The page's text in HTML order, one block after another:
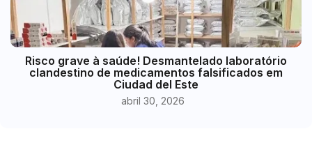
Risco grave à saúde! Desmantelado laboratório
clandestino de medicamentos falsificados em
Ciudad del Este
abril 30, 2026